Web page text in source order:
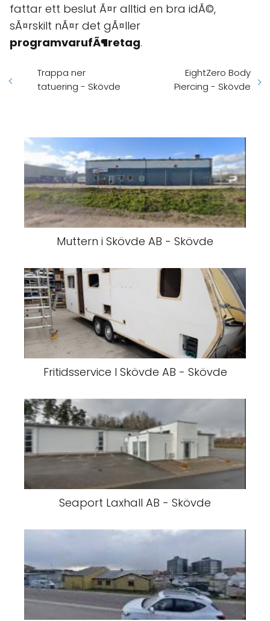
fattar ett beslut Ã¤r alltid en bra idÃ©,
sÃ¤rskilt nÃ¤r det gÃ¤ller
programvarufÃ¶retag.
Trappa ner
tatuering - Skövde
EightZero Body
Piercing - Skövde
Muttern i Skövde AB - Skövde
Fritidsservice I Skövde AB - Skövde
Seaport Laxhall AB - Skövde